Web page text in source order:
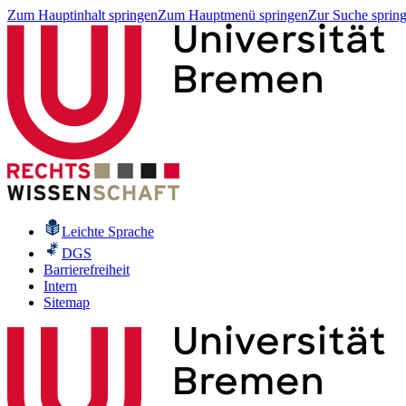
Zum Hauptinhalt springenZum Hauptmenü springenZur Suche
Leichte Sprache
DGS
Barrierefreiheit
Intern
Sitemap